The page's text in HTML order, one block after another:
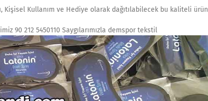
Kullanım ve Hediye olarak dağıtılabilecek bu kaliteli ürün
212 5450110 Saygılarımızla demspor tekstil